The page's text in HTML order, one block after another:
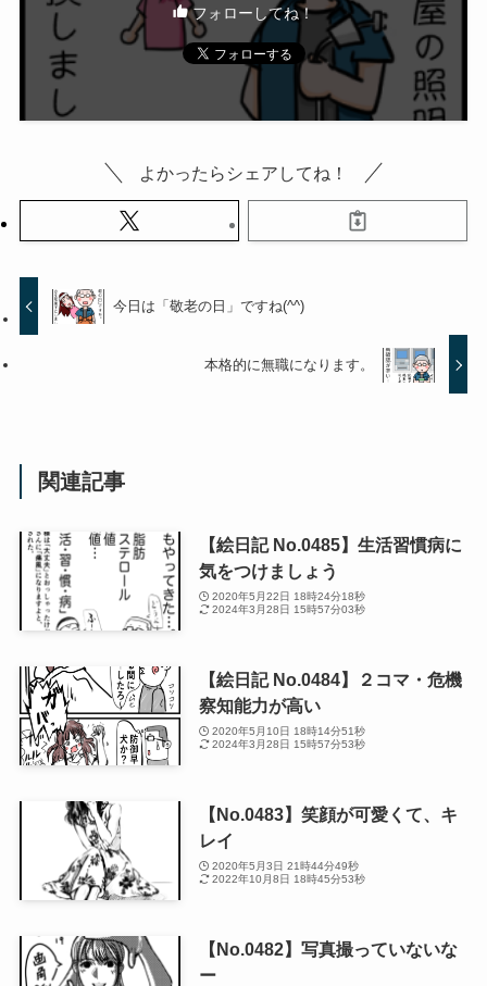
フォローしてね！
よかったらシェアしてね！
今日は「敬老の日」ですね(^^)
本格的に無職になります。
関連記事
【絵日記 No.0485】生活習慣病に
気をつけましょう
2020年5月22日 18時24分18秒
2024年3月28日 15時57分03秒
【絵日記 No.0484】２コマ・危機
察知能力が高い
2020年5月10日 18時14分51秒
2024年3月28日 15時57分53秒
【No.0483】笑顔が可愛くて、キ
レイ
2020年5月3日 21時44分49秒
2022年10月8日 18時45分53秒
【No.0482】写真撮っていないな
ー